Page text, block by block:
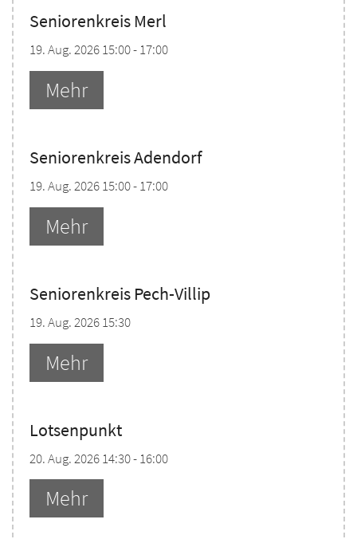
Seniorenkreis Merl
19. Aug. 2026 15:00 - 17:00
Mehr
Seniorenkreis Adendorf
19. Aug. 2026 15:00 - 17:00
Mehr
Seniorenkreis Pech-Villip
19. Aug. 2026 15:30
Mehr
Lotsenpunkt
20. Aug. 2026 14:30 - 16:00
Mehr